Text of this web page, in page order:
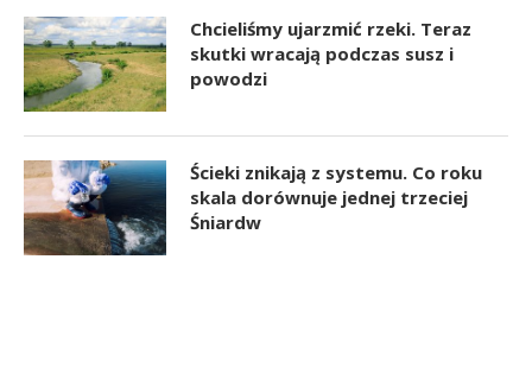
Chcieliśmy ujarzmić rzeki. Teraz
skutki wracają podczas susz i
powodzi
Ścieki znikają z systemu. Co roku
skala dorównuje jednej trzeciej
Śniardw